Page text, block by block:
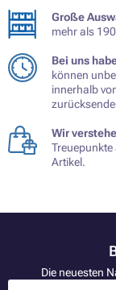
Große
mehr als
Bei uns
können
innerhalb
Wir
Artikel.
Die neuesten